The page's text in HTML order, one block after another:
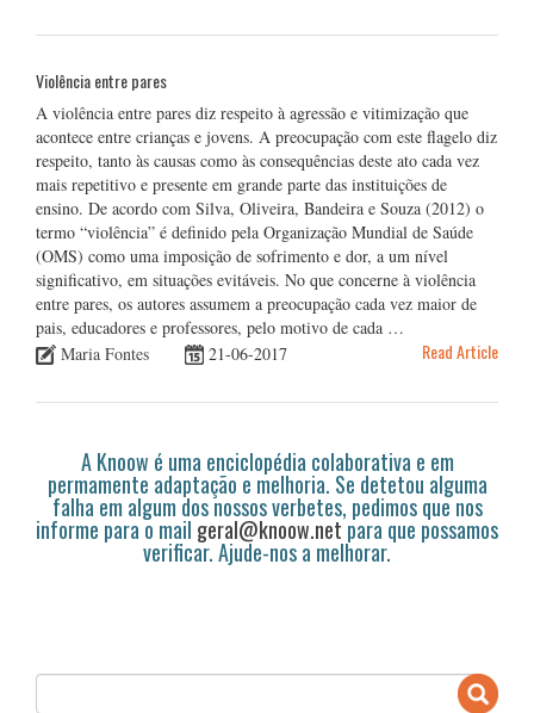
Violência entre pares
A violência entre pares diz respeito à agressão e vitimização que
acontece entre crianças e jovens. A preocupação com este flagelo diz
respeito, tanto às causas como às consequências deste ato cada vez
mais repetitivo e presente em grande parte das instituições de
ensino. De acordo com Silva, Oliveira, Bandeira e Souza (2012) o
termo “violência” é definido pela Organização Mundial de Saúde
(OMS) como uma imposição de sofrimento e dor, a um nível
significativo, em situações evitáveis. No que concerne à violência
entre pares, os autores assumem a preocupação cada vez maior de
pais, educadores e professores, pelo motivo de cada …
Maria Fontes
21-06-2017 Read Article
A Knoow é uma enciclopédia colaborativa e em
permamente adaptação e melhoria. Se detetou alguma
falha em algum dos nossos verbetes, pedimos que nos
informe para o mail geral@knoow.netpara que possamos
verificar. Ajude-nos a melhorar.